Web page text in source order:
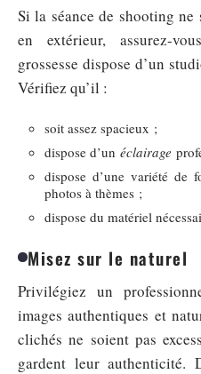
Si la séance de shooting
en extérieur, assurez-
grossesse dispose d’un
Vérifiez qu’il :
soit assez spacieux ;
dispose d’un éclairage
dispose d’une variété de
photos à thèmes ;
dispose du matériel
Misez sur le naturel
Privilégiez un
images authentiques et
clichés ne soient pas
gardent leur authenticité.